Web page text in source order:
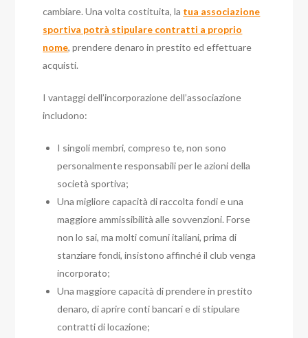
cambiare.Una volta costituita, la tua associazione
sportiva potrà stipulare contratti a proprio
nome, prendere denaro in prestito ed effettuare
acquisti.
I vantaggi dell’incorporazione dell’associazione
includono:
I singoli membri, compreso te, non sono
personalmente responsabili per le azioni della
società sportiva;
Una migliore capacità di raccolta fondi e una
maggiore ammissibilità alle sovvenzioni. Forse
non lo sai, ma molti comuni italiani, prima di
stanziare fondi, insistono affinché il club venga
incorporato;
Una maggiore capacità di prendere in prestito
denaro, di aprire conti bancari e di stipulare
contratti di locazione;